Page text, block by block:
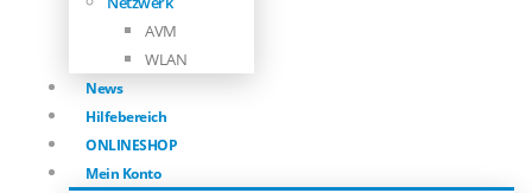
AVM
WLAN
News
Hilfebereich
ONLINESHOP
Mein Konto